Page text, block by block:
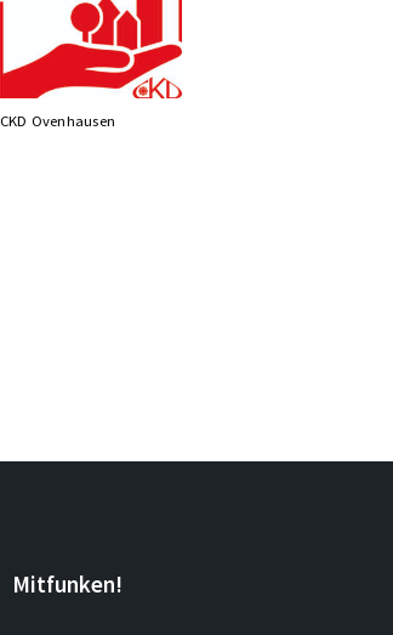
CKD Ovenhausen
Mitfunken!